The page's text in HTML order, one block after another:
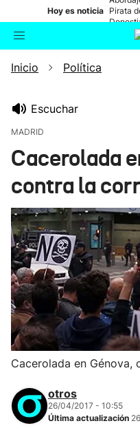
Hoy es noticia Pirata
Buscador
Inicio Política
Escuchar
MADRID
Cacerolada
contra la
Cacerolada en Génova,
otros
26/04/2017 - 10:55
Última actualización